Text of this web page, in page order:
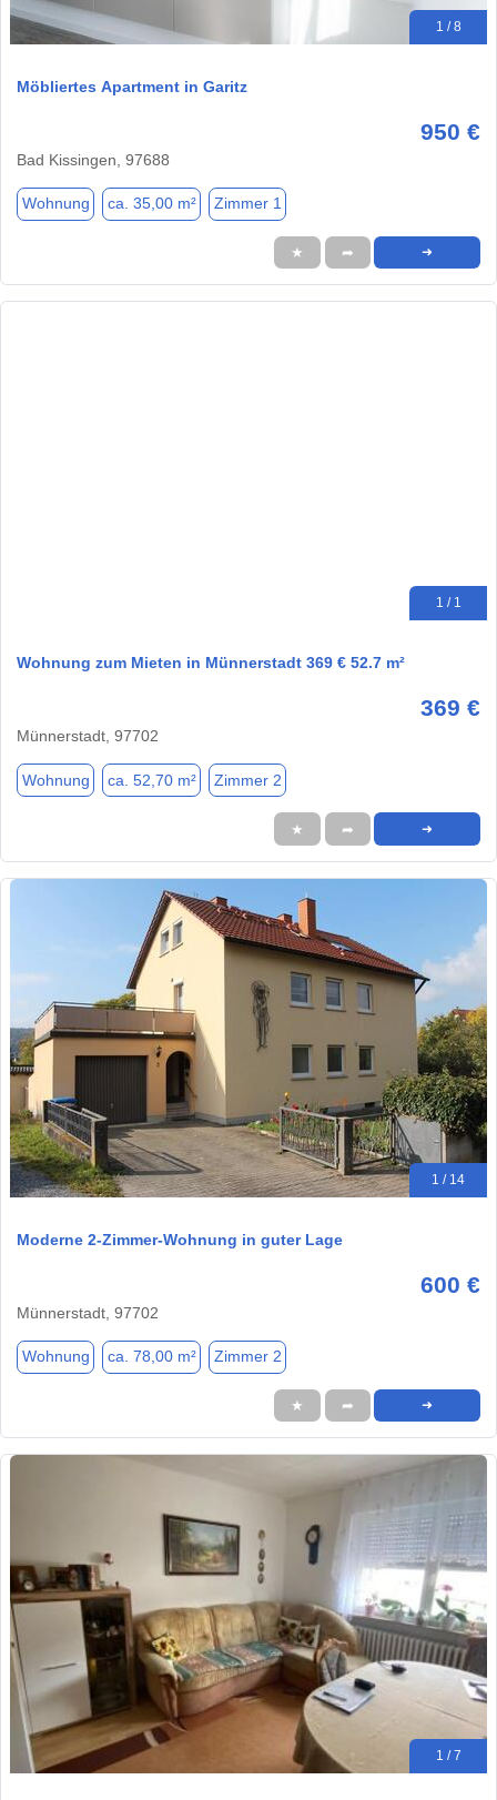
1 / 8
Möbliertes Apartment in Garitz
950 €
Bad Kissingen, 97688
Wohnung ca. 35,00 m² Zimmer 1
★ ➦ ➜
1 / 1
Wohnung zum Mieten in Münnerstadt 369 € 52.7 m²
369 €
Münnerstadt, 97702
Wohnung ca. 52,70 m² Zimmer 2
★ ➦ ➜
1 / 14
Moderne 2-Zimmer-Wohnung in guter Lage
600 €
Münnerstadt, 97702
Wohnung ca. 78,00 m² Zimmer 2
★ ➦ ➜
1 / 7